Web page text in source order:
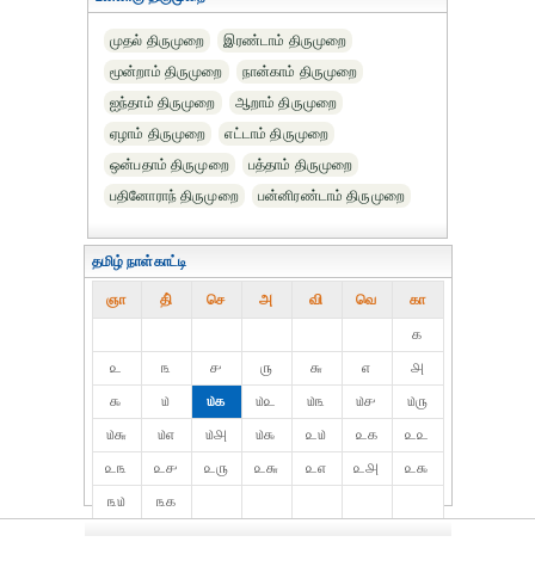
முதல் திருமுறை
இரண்டாம் திருமுறை
மூன்றாம் திருமுறை
நான்காம் திருமுறை
ஐந்தாம் திருமுறை
ஆறாம் திருமுறை
ஏழாம் திருமுறை
எட்டாம் திருமுறை
ஒன்பதாம் திருமுறை
பத்தாம் திருமுறை
பதினோராந் திருமுறை
பன்னிரண்டாம் திருமுறை
தமிழ் நாள்காட்டி
ஞா தி் செ அ வி வெ கா
௧
௨
௩ ௪ ௫ ௬ ௭
௮
௯
௰ ௰௧ ௰௨ ௰௩ ௰௪
௰௫
௰௬
௰௭ ௰௮ ௰௯ ௨௰ ௨௧
௨௨
௨௩
௨௪ ௨௫ ௨௬ ௨௭ ௨௮
௨௯
௩௰
௩௧